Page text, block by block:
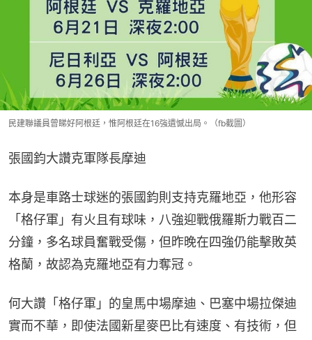
民建聯議員曾睇好阿根廷，惟阿根廷在16強遺憾出局。（fb截圖）
張國鈞大讚克軍隊長摩迪
本身是車路士球迷的張國鈞則支持克羅地亞，他形容
「格仔軍」有火且有球味，八強迎戰俄羅斯力戰百二
分鐘，多名球員奮戰受傷，但昨晚在四強仍能擊敗英
格蘭，故認為克羅地亞有力奪冠。
何大讚「格仔軍」的皇馬中場摩迪、巴塞中場拉傑迪
實而不華，即使法國新星麥巴比有速度、有技術，但